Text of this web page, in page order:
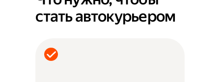
стать автокурьером